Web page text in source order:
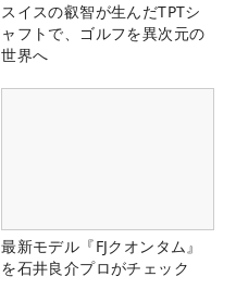
スイスの叡智が生んだTPTシ
ャフトで、ゴルフを異次元の
世界へ
最新モデル『FJクオンタム』
を石井良介プロがチェック